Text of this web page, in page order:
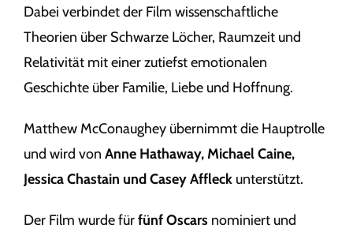
Dabei verbindet der Film wissenschaftliche
Theorien über Schwarze Löcher, Raumzeit und
Relativität mit einer zutiefst emotionalen
Geschichte über Familie, Liebe und Hoffnung.
Matthew McConaughey übernimmt die Hauptrolle
und wird von Anne Hathaway, Michael Caine,
Jessica Chastain und Casey Affleckunterstützt.
Der Film wurde fürfünf Oscars nominiert und